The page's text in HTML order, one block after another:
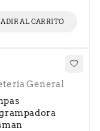
AL CARRITO
General